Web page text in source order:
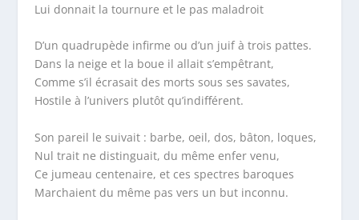
Lui donnait la tournure et le pas maladroit
D’un quadrupède infirme ou d’un juif à trois pattes.
Dans la neige et la boue il allait s’empêtrant,
Comme s’il écrasait des morts sous ses savates,
Hostile à l’univers plutôt qu’indifférent.
Son pareil le suivait : barbe, oeil, dos, bâton, loques,
Nul trait ne distinguait, du même enfer venu,
Ce jumeau centenaire, et ces spectres baroques
Marchaient du même pas vers un but inconnu.